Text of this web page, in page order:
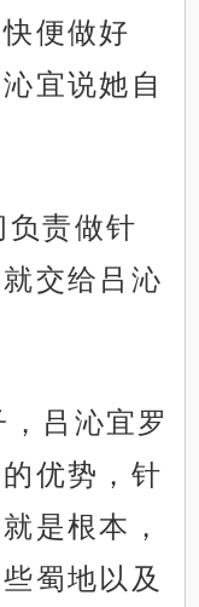
便做好
宜说她自
负责做针
交给吕沁
吕沁宜罗
优势，针
是根本，
蜀地以及